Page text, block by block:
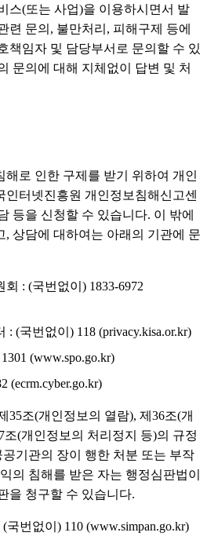
스(또는 사업)을 이용하시면서 발
련 문의, 불만처리, 피해구제 등에
책임자 및 담당부서로 문의할 수 있
문의에 대해 지체없이 답변 및 처
로 인한 구제를 받기 위하여 개인
터넷진흥원 개인정보침해신고센
등을 신청할 수 있습니다. 이 밖에
, 상담에 대하여는 아래의 기관에 문
: (국번없이) 1833-6972
(국번없이) 118 (privacy.kisa.or.kr)
(www.spo.go.kr)
(ecrm.cyber.go.kr)
조(개인정보의 열람), 제36조(개
조(개인정보의 처리정지 등)의 규정
기관의 장이 행한 처분 또는 부작
의 침해를 받은 자는 행정심판법이
을 청구할 수 있습니다.
번없이) 110 (www.simpan.go.kr)